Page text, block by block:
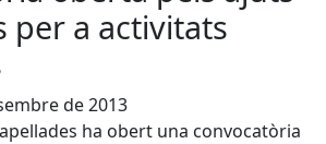
per a activitats
de 2013
ha obert una convocatòria